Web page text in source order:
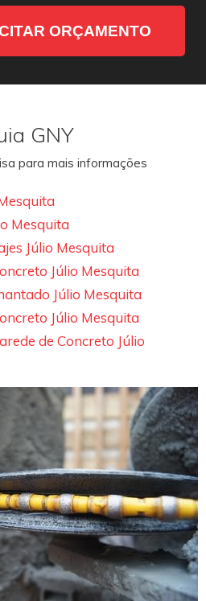
ORÇAMENTO
GNY
para mais informações
Mesquita
Júlio Mesquita
Júlio Mesquita
Júlio Mesquita
Júlio Mesquita
de Concreto Júlio